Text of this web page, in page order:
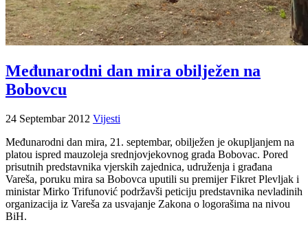
Međunarodni dan mira obilježen na
Bobovcu
24 Septembar 2012 Vijesti
Međunarodni dan mira, 21. septembar, obilježen je okupljanjem na
platou ispred mauzoleja srednjovjekovnog grada Bobovac. Pored
prisutnih predstavnika vjerskih zajednica, udruženja i građana
Vareša, poruku mira sa Bobovca uputili su premijer Fikret Plevljak i
ministar Mirko Trifunović podržavši peticiju predstavnika nevladinih
organizacija iz Vareša za usvajanje Zakona o logorašima na nivou
BiH.